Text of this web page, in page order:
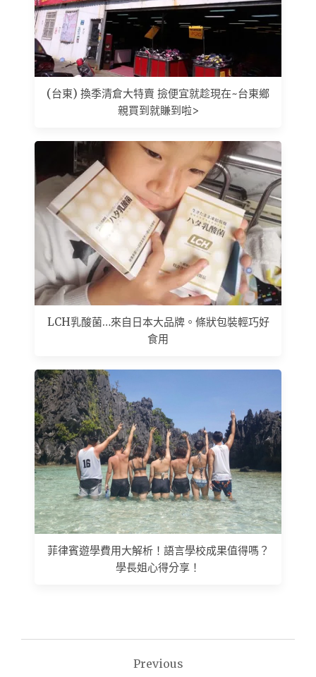
(台東) 換季清倉大特賣 撿便宜就趁現在~台東鄉
親買到就賺到啦>
LCH乳酸菌…來自日本大品牌。條狀包裝輕巧好
食用
菲律賓遊學費用大解析！語言學校成果值得嗎？
學長姐心得分享！
Previous